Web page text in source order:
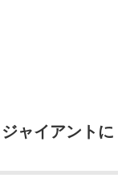
ャイアントに